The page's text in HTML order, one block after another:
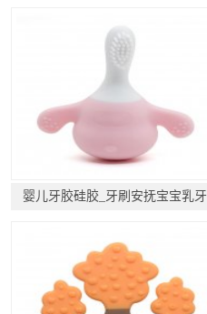
婴儿牙胶硅胶_牙刷安抚宝宝乳牙